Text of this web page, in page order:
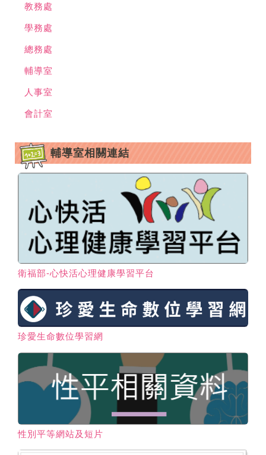
教務處
學務處
總務處
輔導室
人事室
會計室
輔導室相關連結
衛福部-心快活心理健康學習平台
珍愛生命數位學習網
性別平等網站及短片